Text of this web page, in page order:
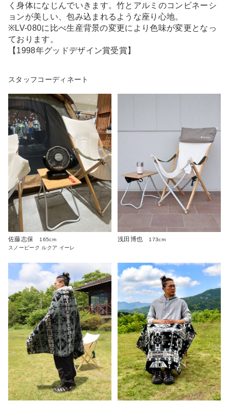
く身体になじんでいきます。竹とアルミのコンビネーシ
ョンが美しい、包み込まれるような座り心地。
※LV-080に比べ生産背景の変更により色味が変更となっ
ております。
【1998年グッドデザイン賞受賞】
スタッフコーディネート
佐藤志保
165cm
スノーピーク ルクア イーレ
浅田博也 173cm